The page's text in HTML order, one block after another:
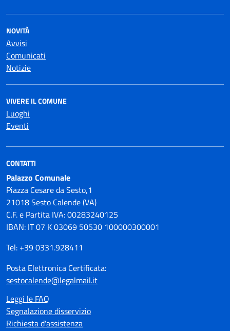
NOVITÀ
Avvisi
Comunicati
Notizie
VIVERE IL COMUNE
Luoghi
Eventi
CONTATTI
Palazzo Comunale
Piazza Cesare da Sesto,1
21018 Sesto Calende (VA)
C.F. e Partita IVA: 00283240125
IBAN: IT 07 K 03069 50530 100000300001
Tel: +39 0331.928411
Posta Elettronica Certificata:
sestocalende@legalmail.it
Leggi le FAQ
Segnalazione disservizio
Richiesta d'assistenza